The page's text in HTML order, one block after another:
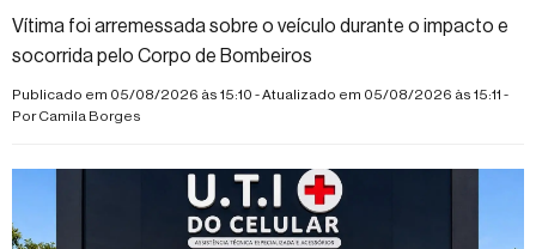
Vítima foi arremessada sobre o veículo durante o impacto e
socorrida pelo Corpo de Bombeiros
Publicado em 05/08/2026 às 15:10 - Atualizado em 05/08/2026 às 15:11 -
PorCamila Borges